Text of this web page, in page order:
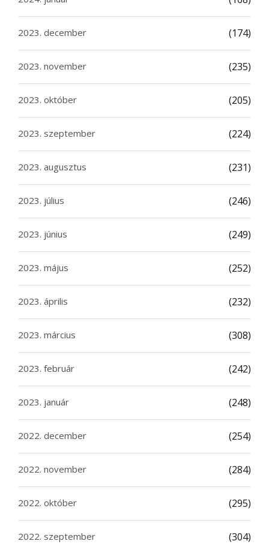
2023. december (174)
2023. november (235)
2023. október (205)
2023. szeptember (224)
2023. augusztus (231)
2023. július (246)
2023. június (249)
2023. május (252)
2023. április (232)
2023. március (308)
2023. február (242)
2023. január (248)
2022. december (254)
2022. november (284)
2022. október (295)
2022. szeptember (304)